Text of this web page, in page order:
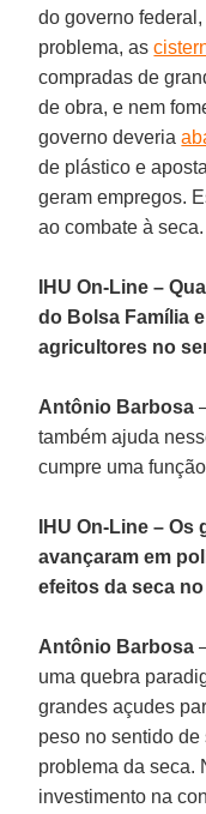
do governo
problema, as
compradas de
de obra, e nem
governo deveria
de plástico e
geram empregos.
ao combate à seca.
IHU On-Line –
do Bolsa Família
agricultores no
Antônio Barbosa
também ajuda
cumpre uma
IHU On-Line –
avançaram em
efeitos da seca
Antônio Barbosa
uma quebra
grandes açudes
peso no sentido
problema da seca.
investimento na